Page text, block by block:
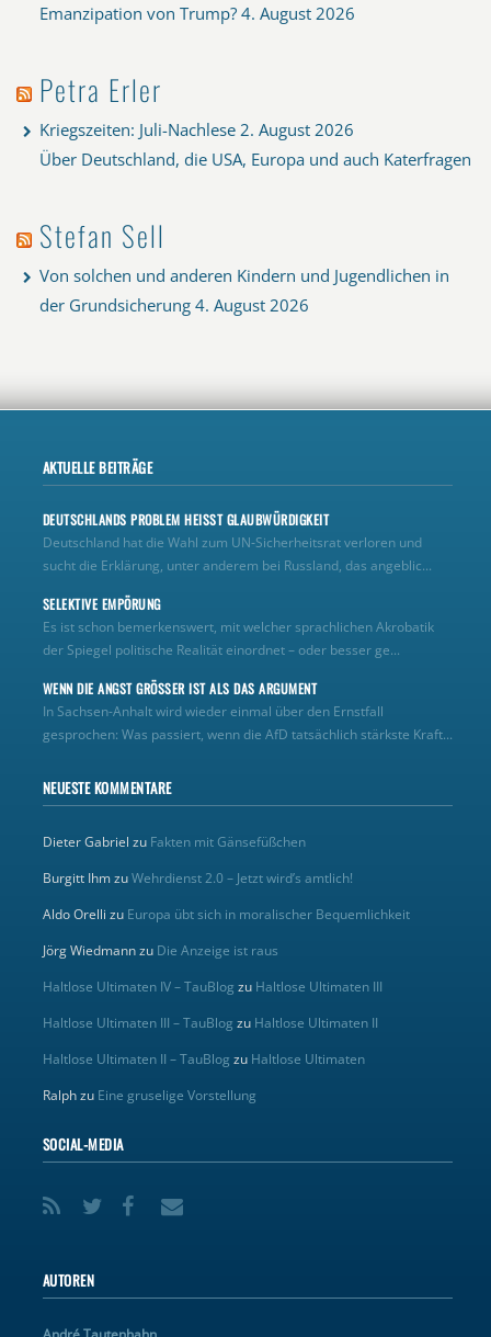
Emanzipation von Trump? 4. August 2026
Petra Erler
Kriegszeiten: Juli-Nachlese 2. August 2026
Über Deutschland, die USA, Europa und auch Katerfragen
Stefan Sell
Von solchen und anderen Kindern und Jugendlichen in
der Grundsicherung 4. August 2026
AKTUELLE BEITRÄGE
DEUTSCHLANDS PROBLEM HEISST GLAUBWÜRDIGKEIT
Deutschland hat die Wahl zum UN‑Sicherheitsrat verloren und
sucht die Erklärung, unter anderem bei Russland, das angeblic...
SELEKTIVE EMPÖRUNG
Es ist schon bemerkenswert, mit welcher sprachlichen Akrobatik
der Spiegel politische Realität einordnet – oder besser ge...
WENN DIE ANGST GRÖSSER IST ALS DAS ARGUMENT
In Sachsen-Anhalt wird wieder einmal über den Ernstfall
gesprochen: Was passiert, wenn die AfD tatsächlich stärkste Kraft...
NEUESTE KOMMENTARE
Dieter Gabriel zu Fakten mit Gänsefüßchen
Burgitt IhmzuWehrdienst 2.0 – Jetzt wird’s amtlich!
Aldo Orelli zu Europa übt sich in moralischer Bequemlichkeit
Jörg Wiedmannzu Die Anzeige ist raus
Haltlose Ultimaten IV – TauBlog zu Haltlose Ultimaten III
Haltlose Ultimaten III – TauBlog zu Haltlose Ultimaten II
Haltlose Ultimaten II – TauBlog zu Haltlose Ultimaten
Ralphzu Eine gruselige Vorstellung
SOCIAL-MEDIA
AUTOREN